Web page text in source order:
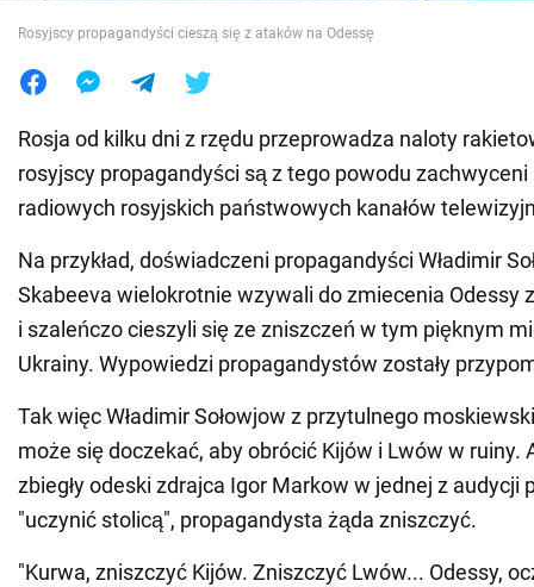
Rosyjscy propagandyści cieszą się z ataków na Odessę
Rosja od kilku dni z rzędu przeprowadza naloty
rosyjscy propagandyści są z tego powodu zachwyceni
radiowych rosyjskich państwowych kanałów
Na przykład, doświadczeni propagandyści Władimir
Skabeeva wielokrotnie wzywali do zmiecenia Odessy
i szaleńczo cieszyli się ze zniszczeń w tym pięknym
Ukrainy. Wypowiedzi propagandystów zostały
Tak więc Władimir Sołowjow z przytulnego
może się doczekać, aby obrócić Kijów i Lwów w ruiny.
zbiegły odeski zdrajca Igor Markow w jednej z audycji
"uczynić stolicą", propagandysta żąda zniszczyć.
"Kurwa, zniszczyć Kijów. Zniszczyć Lwów... Odessy,